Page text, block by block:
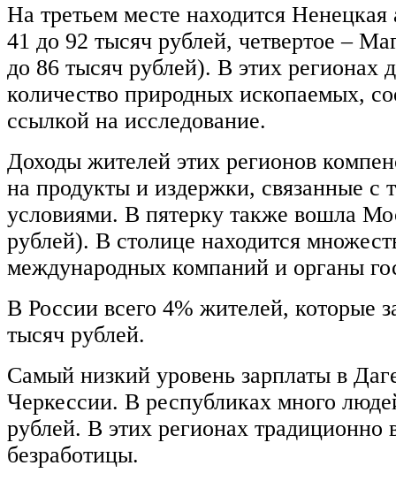
На третьем месте находится Ненецкая
41 до 92 тысяч рублей, четвертое –
до 86 тысяч рублей). В этих регионах
количество природных ископаемых,
ссылкой на исследование.
Доходы жителей этих регионов
на продукты и издержки, связанные
условиями. В пятерку также вошла
рублей). В столице находится
международных компаний и органы
В России всего 4% жителей, которые
тысяч рублей.
Самый низкий уровень зарплаты в
Черкессии. В республиках много
рублей. В этих регионах традиционно
безработицы.